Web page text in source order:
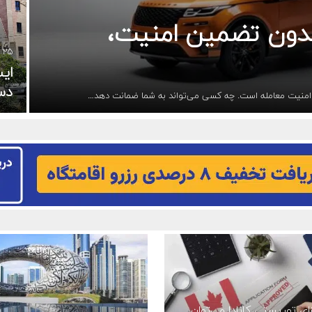
تضمین امنیت،
امنیت معامله است. چه کسی می‌تواند به شما ضمانت دهد…
۲۵ مرداد ۱۴۰۴